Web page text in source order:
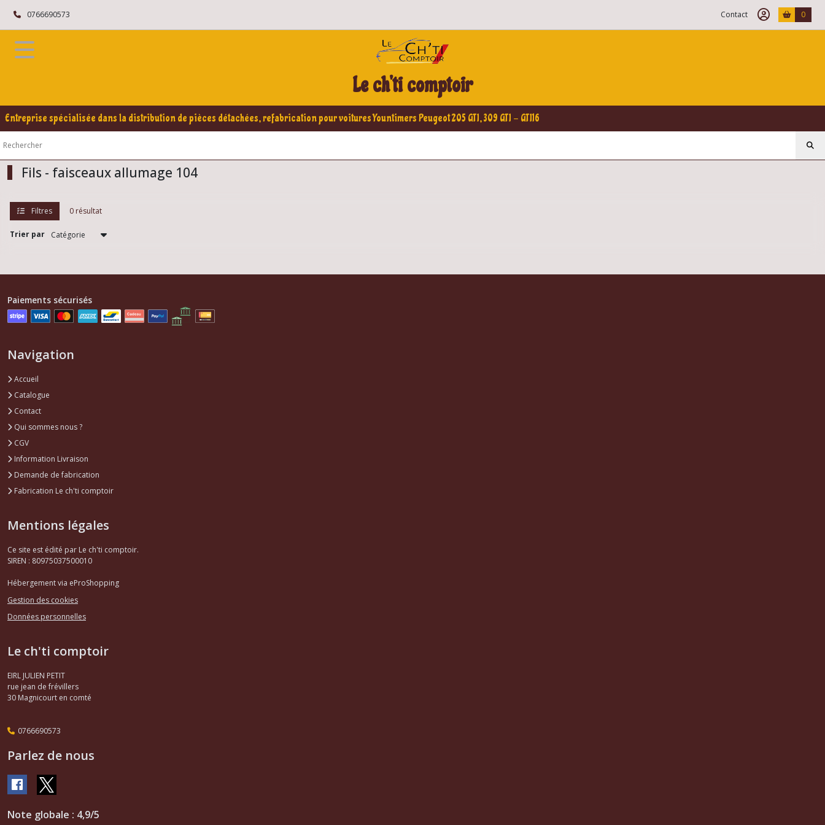
0766690573 Contact 0
Le ch'ti comptoir
Entreprise spécialisée dans la distribution de pièces détachées, refabrication pour voitures Yountimers Peugeot 205 GTI, 309 GTI - GTI16
Fils - faisceaux allumage 104
Filtres 0 résultat
Trier par
Fermer
FILTRES
Afficher
résultats
Paiements sécurisés
Navigation
Accueil
Catalogue
Contact
Qui sommes nous ?
CGV
Information Livraison
Demande de fabrication
Fabrication Le ch'ti comptoir
Mentions légales
Ce site est édité par Le ch'ti comptoir.
SIREN : 80975037500010
Hébergement via eProShopping
Gestion des cookies
Données personnelles
Le ch'ti comptoir
EIRL JULIEN PETIT
rue jean de frévillers
30 Magnicourt en comté
0766690573
Parlez de nous
Note globale : 4,9/5